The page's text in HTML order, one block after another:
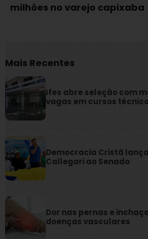
milhões no varejo capixaba
Mais Recentes
Ifes abre seleção com
vagas em cursos
Democracia Cristã
Callegari ao Senado
Dor nas pernas e
doenças vasculares